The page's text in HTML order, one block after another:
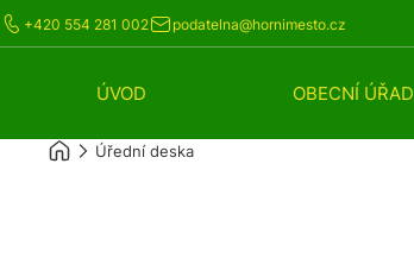
+420 554 281 002 podatelna@hornimesto.cz
ÚVOD OBECNÍ ÚŘAD
Úřední deska